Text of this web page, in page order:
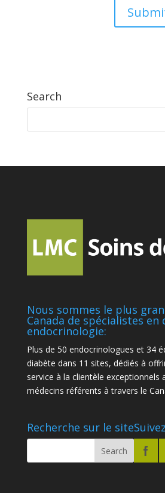
Search
Nous sommes le plus
Canada de spécialistes en
endocrinologie:
Plus de 50 endocrinologues et 34
diabète dans 11 sites, dédiés à
service à la clientèle exceptionnels
médecins référents à travers le
Recherche sur le site